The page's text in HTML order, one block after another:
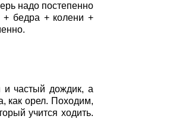
надо постепенно
+ бедра + колени +
и частый дождик, а
как орел. Походим,
учится ходить.